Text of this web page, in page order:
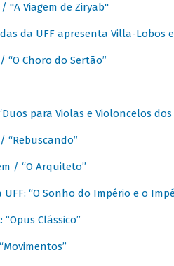
"A Viagem de Ziryab"
da UFF apresenta Villa-Lobos
“O Choro do Sertão”
para Violas e Violoncelos dos
“Rebuscando”
/ “O Arquiteto”
“O Sonho do Império e o
Clássico”